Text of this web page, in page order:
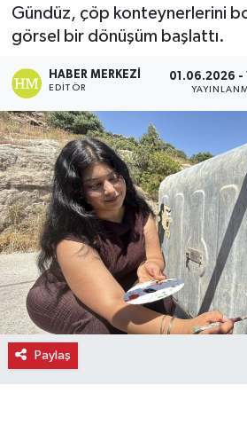
Gündüz, çöp konteynerlerini
görsel bir dönüşüm başlattı.
HABER MERKEZI
EDITÖR
01.06.2026 -
Paylaş
Eğitim
Ekonomi
Eleman
Emlak
Gündem
Gurme
Haber
İlçe Haberleri
Haber Arşivi